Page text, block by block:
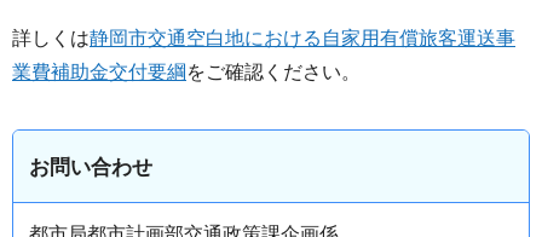
詳しくは静岡市交通空白地における自家用有償旅客運送事
業費補助金交付要綱 をご確認ください。
お問い合わせ